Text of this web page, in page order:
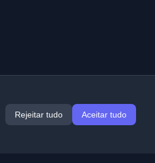
Rejeitar tudo Aceitar tudo